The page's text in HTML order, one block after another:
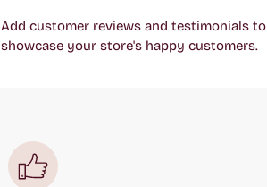
Add customer reviews and testimonials to
showcase your store's happy customers.